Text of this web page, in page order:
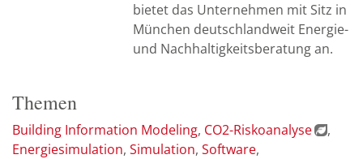
bietet das Unternehmen mit Sitz in
München deutschlandweit Energie-
und Nachhaltigkeitsberatung an.
Themen
Building Information Modeling CO2-Riskoanalyse
Energiesimulation Simulation Software